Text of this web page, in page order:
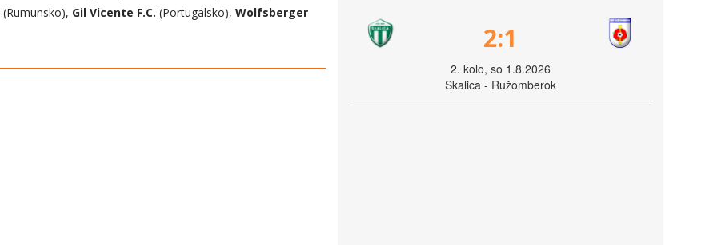
(Rumunsko), Gil Vicente F.C. (Portugalsko), Wolfsberger
2:1
2. kolo, so 1.8.2026
Skalica - Ružomberok